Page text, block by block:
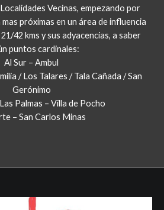
Vecinas, empezando por
próximas en un área de influencia
42 kms y sus adyacencias, a saber
puntos cardinales:
Al Sur – Ambul
/ Los Talares / Tala Cañada / San
Gerónimo
Palmas – Villa de Pocho
– San Carlos Minas